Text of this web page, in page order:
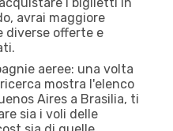
avrai maggiore
diverse offerte e
aeree: una volta
mostra l'elenco
Aires a Brasilia, ti
sia i voli delle